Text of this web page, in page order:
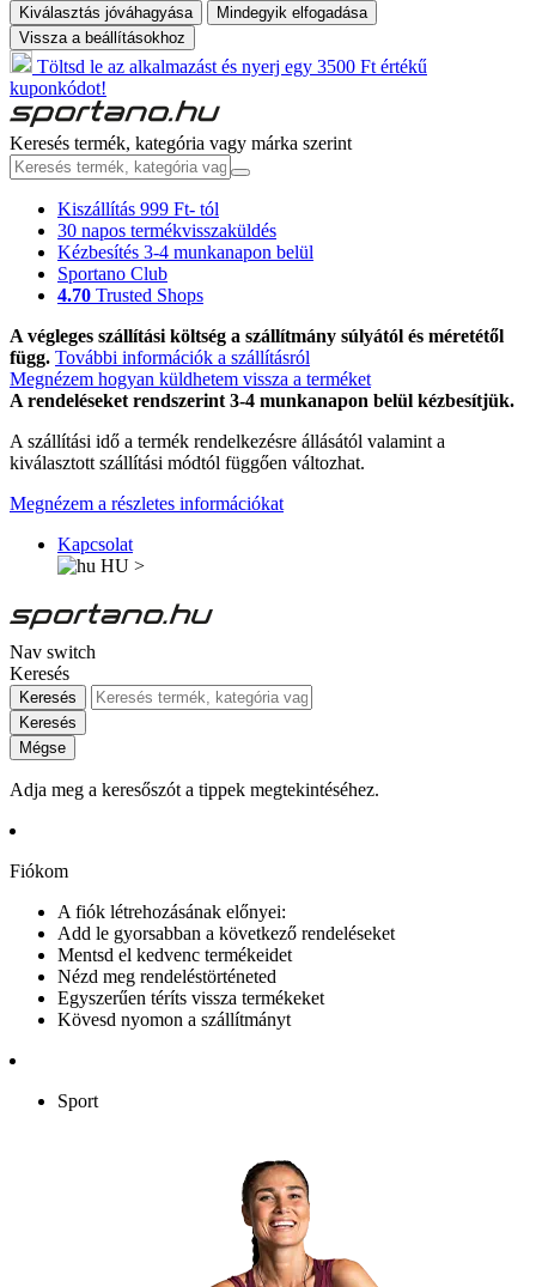
Kiválasztás jóváhagyása
Mindegyik elfogadása
Vissza a beállításokhoz
Töltsd le az alkalmazást és nyerj egy 3500 Ft értékű
kuponkódot!
Keresés termék, kategória vagy márka szerint
Kiszállítás 999 Ft- tól
30 napos termékvisszaküldés
Kézbesítés 3-4 munkanapon belül
Sportano Club
4.70 Trusted Shops
A végleges szállítási költség a szállítmány súlyától és méretétől
függ. További információk a szállításról
Megnézem hogyan küldhetem vissza a terméket
A rendeléseket rendszerint 3-4 munkanapon belül kézbesítjük.
A szállítási idő a termék rendelkezésre állásától valamint a
kiválasztott szállítási módtól függően változhat.
Megnézem a részletes információkat
Kapcsolat
HU >
Nav switch
Keresés
Keresés
Keresés
Mégse
Adja meg a keresőszót a tippek megtekintéséhez.
Fiókom
A fiók létrehozásának előnyei:
Add le gyorsabban a következő rendeléseket
Mentsd el kedvenc termékeidet
Nézd meg rendeléstörténeted
Egyszerűen téríts vissza termékeket
Kövesd nyomon a szállítmányt
Sport